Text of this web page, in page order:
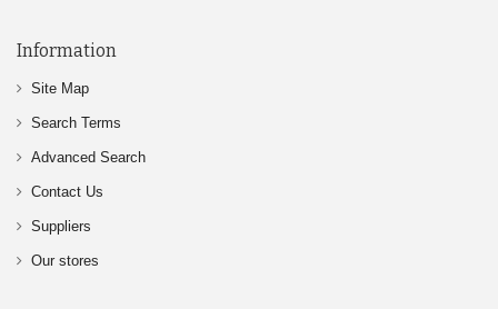
Information
Site Map
Search Terms
Advanced Search
Contact Us
Suppliers
Our stores